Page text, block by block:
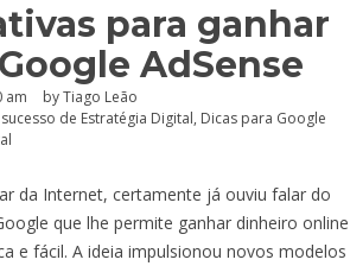
para ganhar
AdSense
am
by Tiago Leão
de Estratégia Digital, Dicas para Google
da Internet, certamente já ouviu falar do
que lhe permite ganhar dinheiro online
e fácil. A ideia impulsionou novos modelos